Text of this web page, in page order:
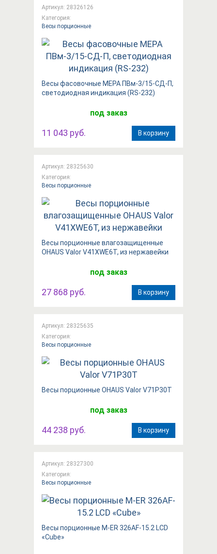
Артикул: 28326126
Категория:
Весы порционные
Весы фасовочные МЕРА ПВм-3/15-СД-П,
светодиодная индикация (RS-232)
под заказ
11 043 руб. В корзину
Артикул: 28325630
Категория:
Весы порционные
Весы порционные влагозащищенные
OHAUS Valor V41XWE6T, из нержавейки
под заказ
27 868 руб. В корзину
Артикул: 28325635
Категория:
Весы порционные
Весы порционные OHAUS Valor V71P30T
под заказ
44 238 руб. В корзину
Артикул: 28327300
Категория:
Весы порционные
Весы порционные M-ER 326AF-15.2 LCD
«Cube»